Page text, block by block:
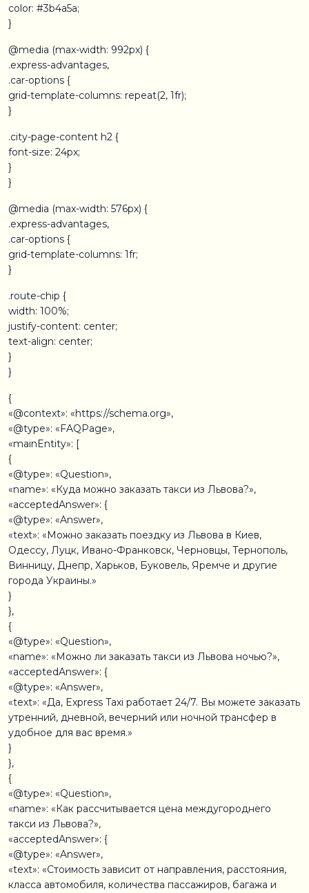
color: #3b4a5a;
}
@media (max-width: 992px) {
.express-advantages,
.car-options {
grid-template-columns: repeat(2, 1fr);
}
.city-page-content h2 {
font-size: 24px;
}
}
@media (max-width: 576px) {
.express-advantages,
.car-options {
grid-template-columns: 1fr;
}
.route-chip {
width: 100%;
justify-content: center;
text-align: center;
}
}
{
«@context»: «https://schema.org»,
«@type»: «FAQPage»,
«mainEntity»: [
{
«@type»: «Question»,
«name»: «Куда можно заказать такси из Львова?»,
«acceptedAnswer»: {
«@type»: «Answer»,
«text»: «Можно заказать поездку из Львова в Киев,
Одессу, Луцк, Ивано-Франковск, Черновцы, Тернополь,
Винницу, Днепр, Харьков, Буковель, Яремче и другие
города Украины.»
}
},
{
«@type»: «Question»,
«name»: «Можно ли заказать такси из Львова ночью?»,
«acceptedAnswer»: {
«@type»: «Answer»,
«text»: «Да, Express Taxi работает 24/7. Вы можете заказать
утренний, дневной, вечерний или ночной трансфер в
удобное для вас время.»
}
},
{
«@type»: «Question»,
«name»: «Как рассчитывается цена междугороднего
такси из Львова?»,
«acceptedAnswer»: {
«@type»: «Answer»,
«text»: «Стоимость зависит от направления, расстояния,
класса автомобиля, количества пассажиров, багажа и